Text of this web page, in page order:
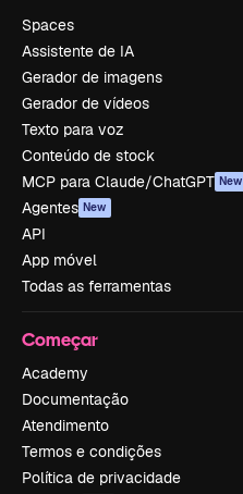
Spaces
Assistente de IA
Gerador de imagens
Gerador de vídeos
Texto para voz
Conteúdo de stock
MCP para Claude/ChatGPT New
Agentes New
API
App móvel
Todas as ferramentas
Começar
Academy
Documentação
Atendimento
Termos e condições
Política de privacidade